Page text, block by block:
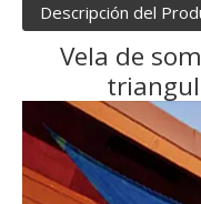
Descripción del
Vela de